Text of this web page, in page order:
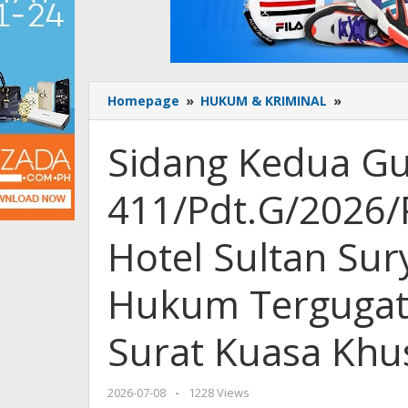
Homepage » HUKUM & KRIMINAL »
Kedua
PMH
Nomor
411/
Jkt.Pst
Lahan
Hotel
Suryadi:
Para
Kuasa
Hukum
Sidang Kedua
411/Pdt.G/2026/
Hotel Sultan
Hukum
Surat Kuasa
2026-07-08
by
-
1228 Views